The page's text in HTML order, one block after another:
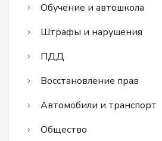
Обучение и автошкола
Штрафы и нарушения
ПДД
Восстановление прав
Автомобили и транспорт
Общество